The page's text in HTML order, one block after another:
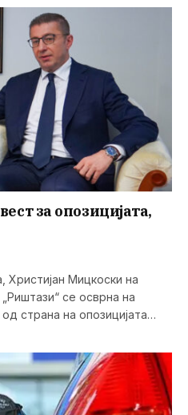
за опозицијата,
Мицкоски на
се осврна на
страна на опозицијата…